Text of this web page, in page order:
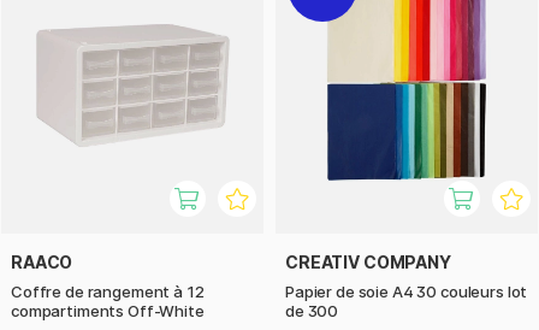
RAACO
Coffre de rangement à 12
compartiments Off-White
CREATIV COMPANY
Papier de soie A4 30 couleurs lot
de 300